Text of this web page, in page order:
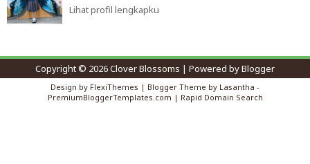
Lihat profil lengkapku
Copyright © 2026Clover Blossoms | Powered byBlogger
Design by FlexiThemes | Blogger Theme by Lasantha -
PremiumBloggerTemplates.com | Rapid Domain Search